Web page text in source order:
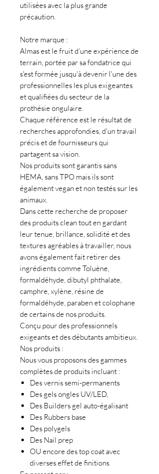
utilisées avec la plus grande
précaution.
Notre marque :
Almas est le fruit d’une expérience de
terrain, portée par sa fondatrice qui
s'est formée jusqu'à devenir l'une des
professionnelles les plus exigeantes
et qualifiées du secteur de la
prothésie ongulaire.
Chaque référence est le résultat de
recherches approfondies, d'un travail
précis et de fournisseurs qui
partagent sa vision.
Nos produits sont garantis sans
HEMA, sans TPO mais ils sont
également vegan et non testés sur les
animaux.
Dans cette recherche de proposer
des produits clean tout en gardant
leur tenue, brillance, solidité et des
textures agréables à travailler, nous
avons également fait retirer des
ingrédients comme Toluène,
formaldéhyde, dibutyl phthalate,
camphre, xylène, résine de
formaldéhyde, paraben et colophane
de certains de nos produits.
Conçu pour des professionnels
exigeants et des débutants ambitieux.
Nos produits :
Nous vous proposons des gammes
complètes de produits incluant :
Des vernis semi-permanents
Des gels ongles UV/LED,
Des Builders gel auto-égalisant
Des Rubbers base
Des polygels
Des Nail prep
OU encore des top coat avec
diverses effet de finitions